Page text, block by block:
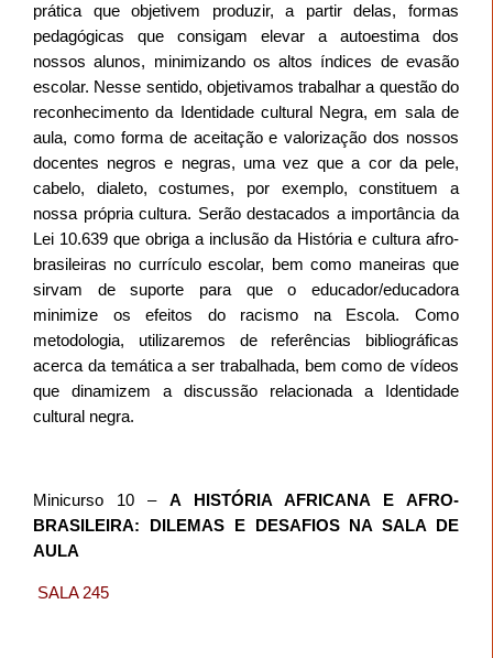
prática que objetivem produzir, a partir delas, formas
pedagógicas que consigam elevar a autoestima dos
nossos alunos, minimizando os altos índices de evasão
escolar. Nesse sentido, objetivamos trabalhar a questão do
reconhecimento da Identidade cultural Negra, em sala de
aula, como forma de aceitação e valorização dos nossos
docentes negros e negras, uma vez que a cor da pele,
cabelo, dialeto, costumes, por exemplo, constituem a
nossa própria cultura. Serão destacados a importância da
Lei 10.639 que obriga a inclusão da História e cultura afro-
brasileiras no currículo escolar, bem como maneiras que
sirvam de suporte para que o educador/educadora
minimize os efeitos do racismo na Escola. Como
metodologia, utilizaremos de referências bibliográficas
acerca da temática a ser trabalhada, bem como de vídeos
que dinamizem a discussão relacionada a Identidade
cultural negra.
Minicurso 10 – A HISTÓRIA AFRICANA E AFRO-
BRASILEIRA: DILEMAS E DESAFIOS NA SALA DE
AULA
SALA 245